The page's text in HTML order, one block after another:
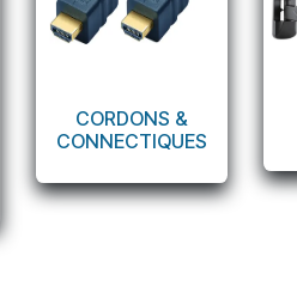
CORDONS &
CONNECTIQUES